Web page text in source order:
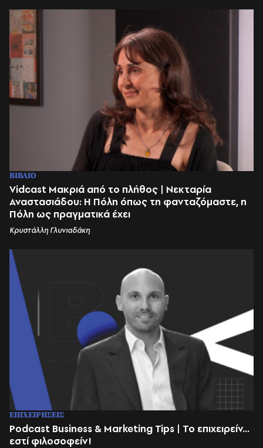
ΒΙΒΛΙΟ
Vidcast Μακριά από το πλήθος | Νεκταρία
Αναστασιάδου: Η Πόλη όπως τη φανταζόμαστε, η
Πόλη ως πραγματικά έχει
Κρυστάλλη Γλυνιαδάκη
ΕΠΙΧΕΙΡΗΣΕΙΣ
Podcast Business & Marketing Tips | Το επιχειρείν...
εστί φιλοσοφείν!